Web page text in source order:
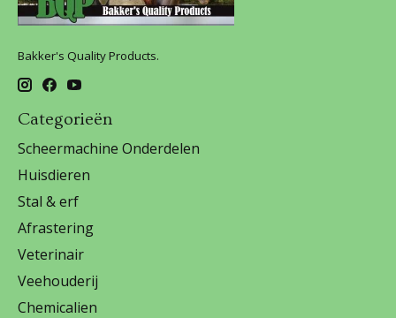
Bakker's Quality Products.
Categorieën
Scheermachine Onderdelen
Huisdieren
Stal & erf
Afrastering
Veterinair
Veehouderij
Chemicalien